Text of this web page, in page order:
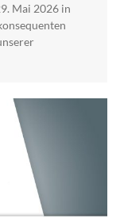
Mai 2026 in